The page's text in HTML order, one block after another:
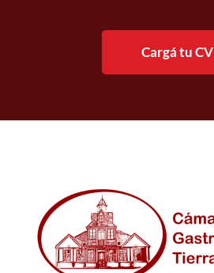
Cargá tu CV